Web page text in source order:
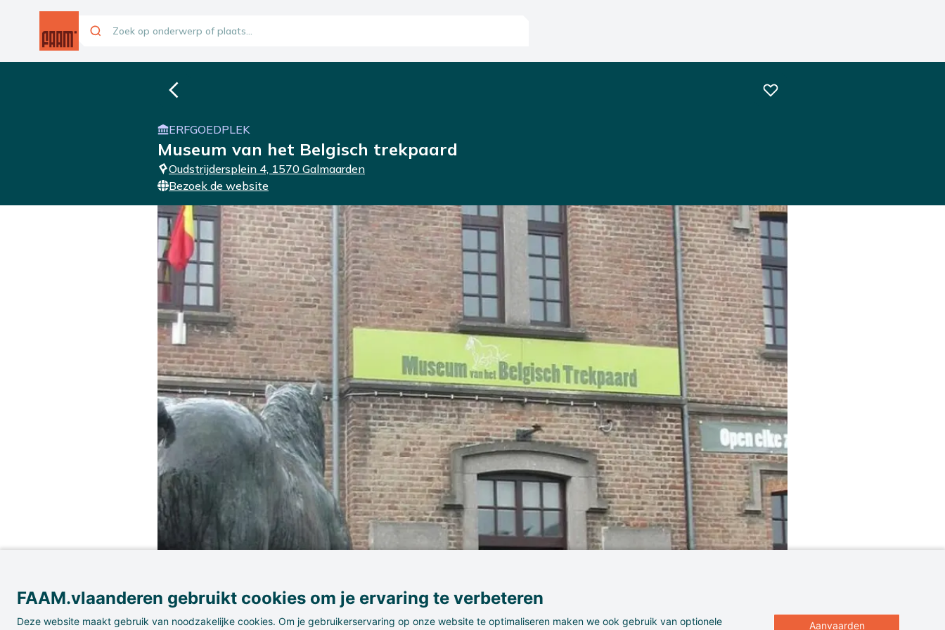
ERFGOEDPLEK
Museum van het Belgisch trekpaard
Oudstrijdersplein 4, 1570 Galmaarden
Bezoek de website
FAAM.vlaanderen gebruikt cookies om je ervaring te verbeteren
Deze website maakt gebruik van noodzakelijke cookies. Om je gebruikerservaring op onze website te optimaliseren maken we ook gebruik van optionele
Aanvaarden